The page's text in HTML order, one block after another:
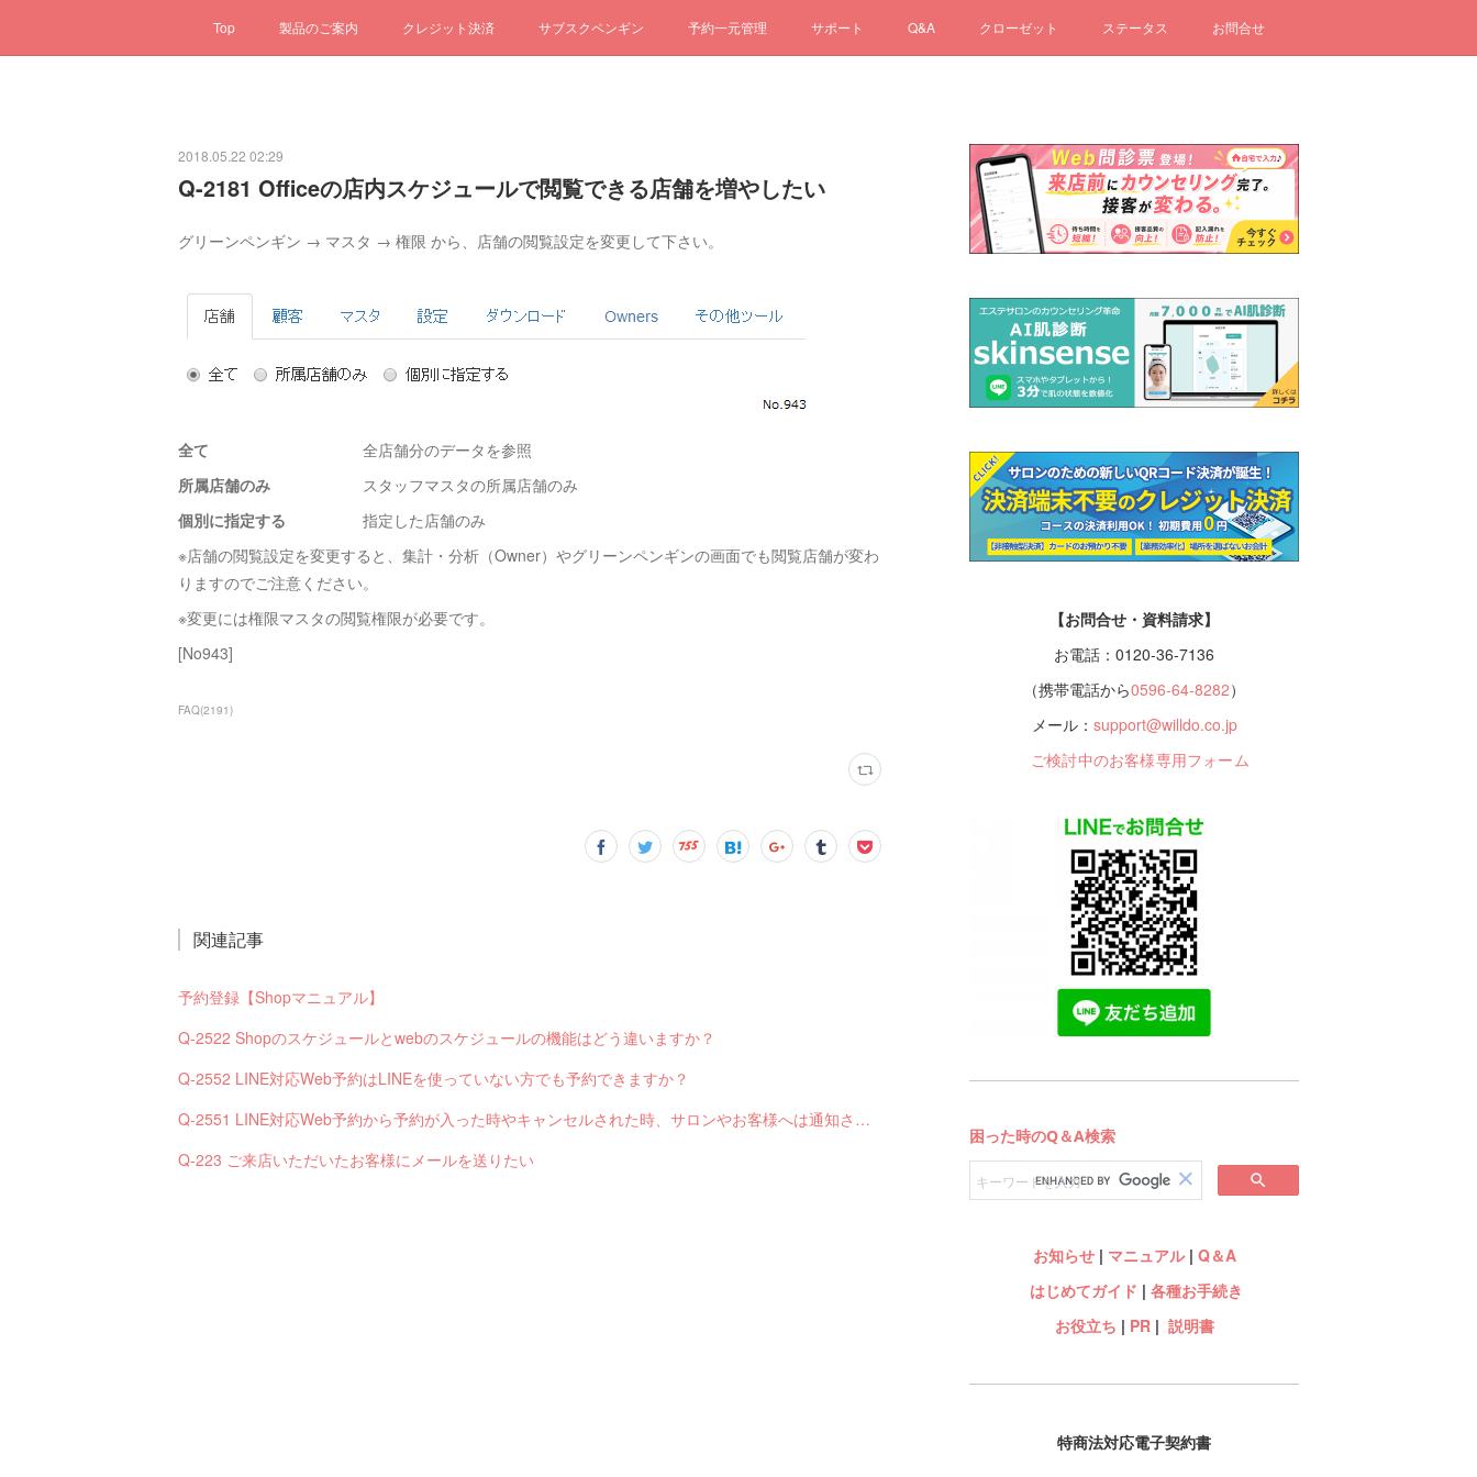
Top 製品のご案内 クレジット決済 サブスクペンギン 予約一元管理 サポート Q&A クローゼット ステータス お問合せ
2018.05.22 02:29
Q-2181 Officeの店内スケジュールで閲覧できる店舗を増やしたい
グリーンペンギン → マスタ → 権限 から、店舗の閲覧設定を変更して下さい。
全て 全店舗分のデータを参照
所属店舗のみ スタッフマスタの所属店舗のみ
個別に指定する 指定した店舗のみ
※店舗の閲覧設定を変更すると、集計・分析（Owner）やグリーンペンギンの画面でも閲覧店舗が変わ
りますのでご注意ください。
※変更には権限マスタの閲覧権限が必要です。
[No943]
FAQ(2191)
関連記事
予約登録【Shopマニュアル】
Q-2522 Shopのスケジュールとwebのスケジュールの機能はどう違いますか？
Q-2552 LINE対応Web予約はLINEを使っていない方でも予約できますか？
Q-2551 LINE対応Web予約から予約が入った時やキャンセルされた時、サロンやお客様へは通知されますか？
Q-223 ご来店いただいたお客様にメールを送りたい
【お問合せ・資料請求】
お電話：0120-36-7136
（携帯電話から0596-64-8282）
メール： support@willdo.co.jp
ご検討中のお客様専用フォーム
お知らせ| マニュアル| Q＆A
はじめてガイド | 各種お手続き
お役立ち | PR| 説明書
特商法対応電子契約書